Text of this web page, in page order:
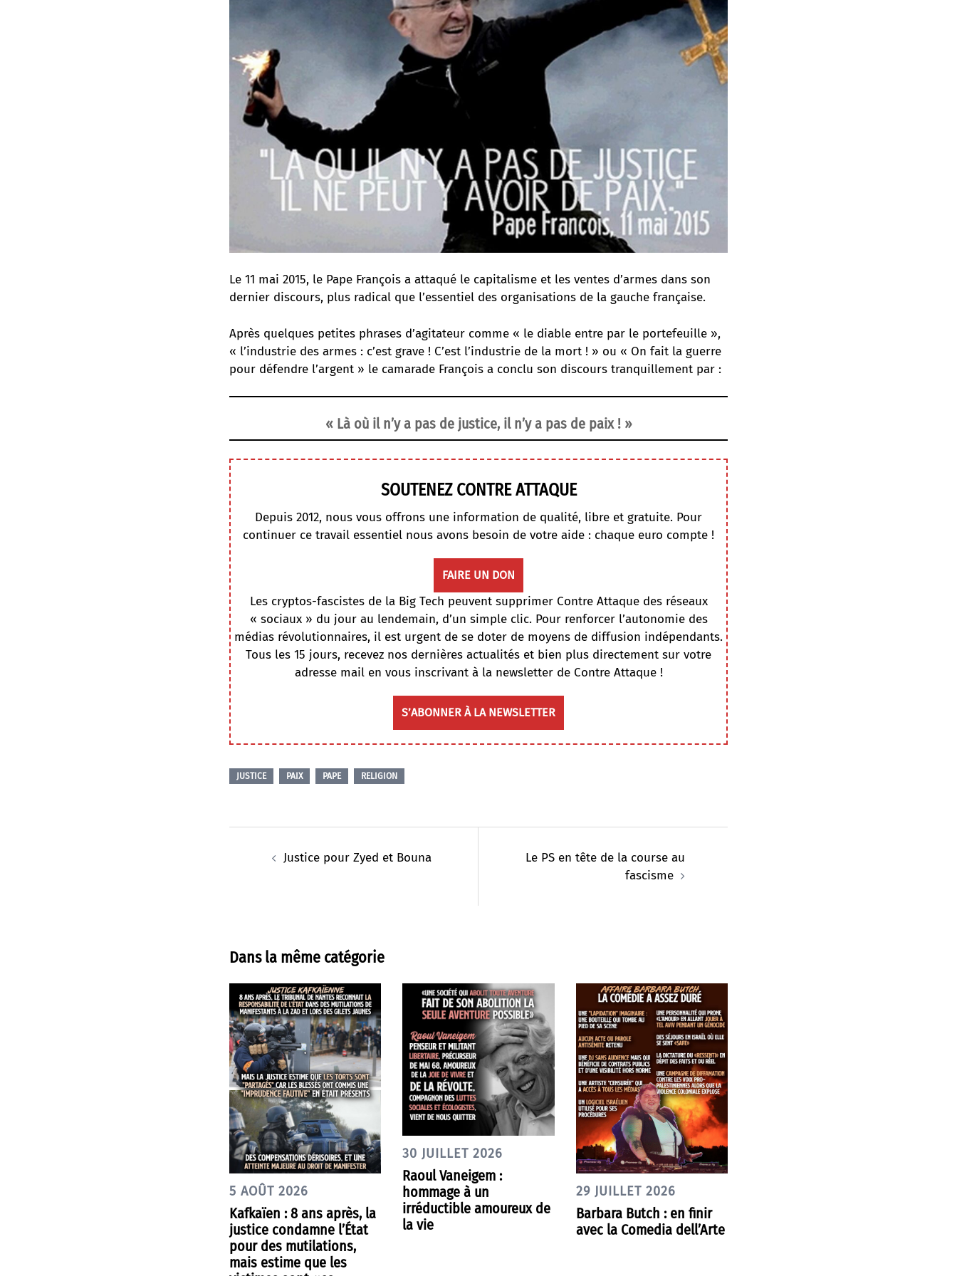
Le 11 mai 2015, le Pape François a attaqué le capitalisme et les ventes d’armes dans son
dernier discours, plus radical que l’essentiel des organisations de la gauche française.
Après quelques petites phrases d’agitateur comme « le diable entre par le portefeuille »,
« l’industrie des armes : c’est grave ! C’est l’industrie de la mort ! » ou « On fait la guerre
pour défendre l’argent » le camarade François a conclu son discours tranquillement par :
« Là où il n’y a pas de justice, il n’y a pas de paix ! »
SOUTENEZ CONTRE ATTAQUE
Depuis 2012, nous vous offrons une information de qualité, libre et gratuite. Pour
continuer ce travail essentiel nous avons besoin de votre aide : chaque euro compte !
FAIRE UN DON
Les cryptos-fascistes de la Big Tech peuvent supprimer Contre Attaque des réseaux
« sociaux » du jour au lendemain, d’un simple clic. Pour renforcer l’autonomie des
médias révolutionnaires, il est urgent de se doter de moyens de diffusion indépendants.
Tous les 15 jours, recevez nos dernières actualités et bien plus directement sur votre
adresse mail en vous inscrivant à la newsletter de Contre Attaque !
S’ABONNER À LA NEWSLETTER
JUSTICE PAIX PAPE RELIGION
d’articleJustice pour Zyed et Bouna
Le PS en tête de la course au
fascisme
Dans la même catégorie
5 AOÛT 2026
Kafkaïen : 8 ans après, la
justice condamne l’État
pour des mutilations,
mais estime que les
30 JUILLET 2026
Raoul Vaneigem :
hommage à un
irréductible amoureux de
la vie
29 JUILLET 2026
Barbara Butch : en finir
avec la Comedia dell’Arte